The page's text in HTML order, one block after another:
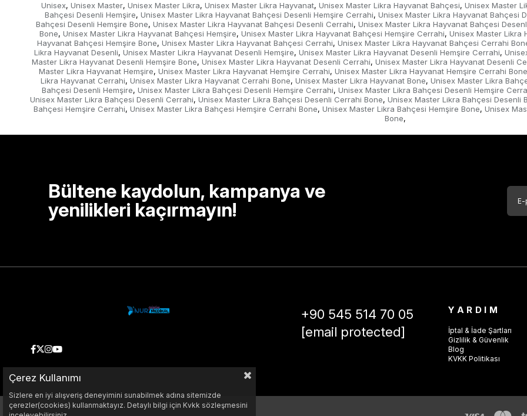
Unisex, Unisex Master, Unisex Master Likra, Unisex Master Likra Hayvanat, Unisex Master Likra Hayvanat Bahçesi, Unisex Master
Bahçesi Desenli Hemşire, Unisex Master Likra Hayvanat Bahçesi Desenli Hemşire Cerrahi, Unisex Master Likra Hayvanat Bahçesi
Bahçesi Desenli Hemşire Bone, Unisex Master Likra Hayvanat Bahçesi Desenli Cerrahi, Unisex Master Likra Hayvanat Bahçesi
Bone, Unisex Master Likra Hayvanat Bahçesi Hemşire, Unisex Master Likra Hayvanat Bahçesi Hemşire Cerrahi, Unisex Master Likra
Hayvanat Bahçesi Hemşire Bone, Unisex Master Likra Hayvanat Bahçesi Cerrahi, Unisex Master Likra Hayvanat Bahçesi Cerrahi
Likra Hayvanat Desenli, Unisex Master Likra Hayvanat Desenli Hemşire, Unisex Master Likra Hayvanat Desenli Hemşire Cerrahi,
Master Likra Hayvanat Desenli Hemşire Bone, Unisex Master Likra Hayvanat Desenli Cerrahi, Unisex Master Likra Hayvanat Desenli
Master Likra Hayvanat Hemşire, Unisex Master Likra Hayvanat Hemşire Cerrahi, Unisex Master Likra Hayvanat Hemşire Cerrahi Bone
Likra Hayvanat Cerrahi, Unisex Master Likra Hayvanat Cerrahi Bone, Unisex Master Likra Hayvanat Bone, Unisex Master Likra
Bahçesi Desenli Hemşire, Unisex Master Likra Bahçesi Desenli Hemşire Cerrahi, Unisex Master Likra Bahçesi Desenli Hemşire
Unisex Master Likra Bahçesi Desenli Cerrahi, Unisex Master Likra Bahçesi Desenli Cerrahi Bone, Unisex Master Likra Bahçesi Desenli
Bahçesi Hemşire Cerrahi, Unisex Master Likra Bahçesi Hemşire Cerrahi Bone, Unisex Master Likra Bahçesi Hemşire Bone, Unisex
Bone,
Bültene kaydolun, kampanya ve
yenilikleri kaçırmayın!
+90 545 514 70 05
[email protected]
YARDIM
İptal & İade Şartları
Gizlilik & Güvenlik
Blog
KVKK Politikası
Çerez Kullanımı
Sizlere en iyi alışveriş deneyimini sunabilmek adına sitemizde
çerezler(cookies) kullanmaktayız. Detaylı bilgi için Kvkk sözleşmesini